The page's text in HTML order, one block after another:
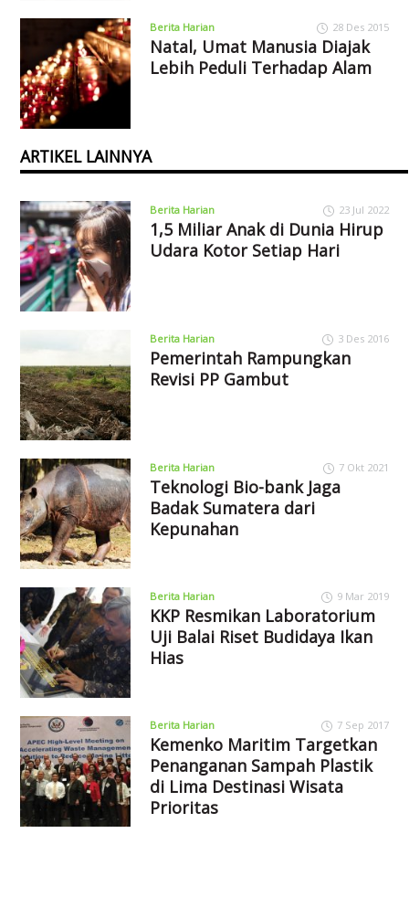
Berita Harian 28 Des 2015
Natal, Umat Manusia Diajak
Lebih Peduli Terhadap Alam
ARTIKEL LAINNYA
Berita Harian 23 Jul 2022
1,5 Miliar Anak di Dunia Hirup
Udara Kotor Setiap Hari
Berita Harian 3 Des 2016
Pemerintah Rampungkan
Revisi PP Gambut
Berita Harian 7 Okt 2021
Teknologi Bio-bank Jaga
Badak Sumatera dari
Kepunahan
Berita Harian 9 Mar 2019
KKP Resmikan Laboratorium
Uji Balai Riset Budidaya Ikan
Hias
Berita Harian 7 Sep 2017
Kemenko Maritim Targetkan
Penanganan Sampah Plastik
di Lima Destinasi Wisata
Prioritas